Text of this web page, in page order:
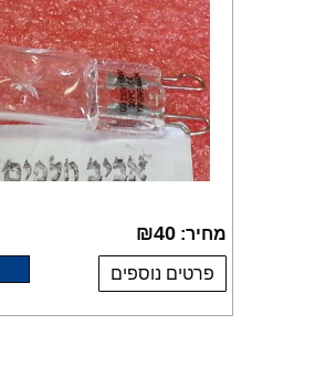
מחיר: ₪40
פרטים נוספים